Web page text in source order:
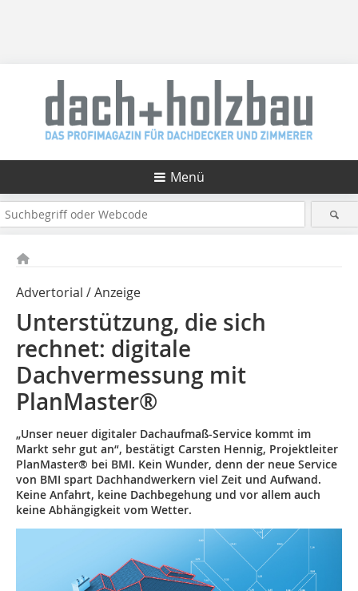
Menü
Advertorial / Anzeige
Unterstützung, die sich
rechnet: digitale
Dachvermessung mit
PlanMaster®
„Unser neuer digitaler Dachaufmaß-Service kommt im
Markt sehr gut an“, bestätigt Carsten Hennig, Projektleiter
PlanMaster® bei BMI. Kein Wunder, denn der neue Service
von BMI spart Dachhandwerkern viel Zeit und Aufwand.
Keine Anfahrt, keine Dachbegehung und vor allem auch
keine Abhängigkeit vom Wetter.